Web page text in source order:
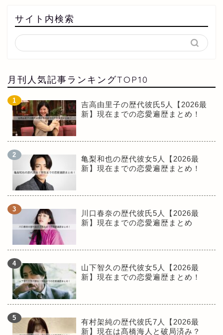
サイト内検索
月刊人気記事ランキングTOP10
吉高由里子の歴代彼氏5人【2026最
新】現在までの恋愛遍歴まとめ！
亀梨和也の歴代彼女5人【2026最
新】現在までの恋愛遍歴まとめ！
川口春奈の歴代彼氏5人【2026最
新】現在までの恋愛遍歴まとめ
山下智久の歴代彼女5人【2026最
新】現在までの恋愛遍歴まとめ！
有村架純の歴代彼氏7人【2026最
新】現在は髙橋海人と破局済み？